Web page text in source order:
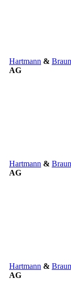
Hartmann & Braun
AG
Hartmann & Braun
AG
Hartmann & Braun
AG